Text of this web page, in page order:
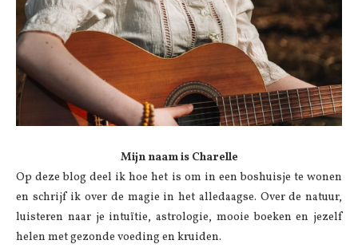
Mijn naam is Charelle
Op deze blog deel ik hoe het is om in een boshuisje te wonen
en schrijf ik over de magie in het alledaagse. Over de natuur,
luisteren naar je intuïtie, astrologie, mooie boeken en jezelf
helen met gezonde voeding en kruiden.